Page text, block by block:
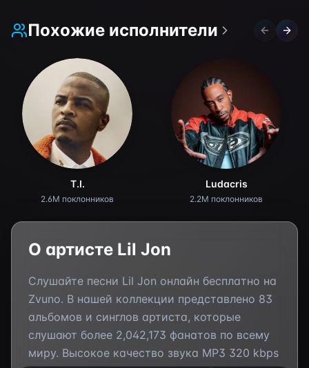
Похожие исполнители Previous
T.I.
2.6M поклонников
Ludacris
2.2M поклонников
О артисте Lil Jon
Слушайте песни Lil Jon онлайн бесплатно на
Zvuno. В нашей коллекции представлено 83
альбомов и синглов артиста, которые
слушают более 2,042,173 фанатов по всему
миру. Высокое качество звука MP3 320 kbps